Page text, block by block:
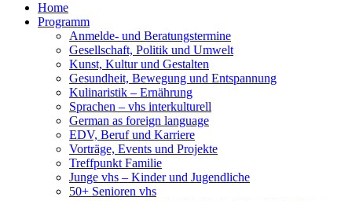
Home
Programm
Anmelde- und Beratungstermine
Gesellschaft, Politik und Umwelt
Kunst, Kultur und Gestalten
Gesundheit, Bewegung und Entspannung
Kulinaristik – Ernährung
Sprachen – vhs interkulturell
German as foreign language
EDV, Beruf und Karriere
Vorträge, Events und Projekte
Treffpunkt Familie
Junge vhs – Kinder und Jugendliche
50+ Senioren vhs